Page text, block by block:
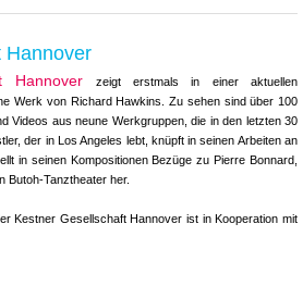
Hannover
Hannover zeigt erstmals in einer aktuellen
Werk von Richard Hawkins. Zu sehen sind über 100
Videos aus neune Werkgruppen, die in den letzten 30
der in Los Angeles lebt, knüpft in seinen Arbeiten an
in seinen Kompositionen Bezüge zu Pierre Bonnard,
Butoh-Tanztheater her.
Kestner Gesellschaft Hannover ist in Kooperation mit